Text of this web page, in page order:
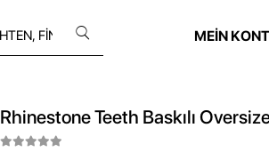
MEİN
Rhinestone Teeth Baskılı